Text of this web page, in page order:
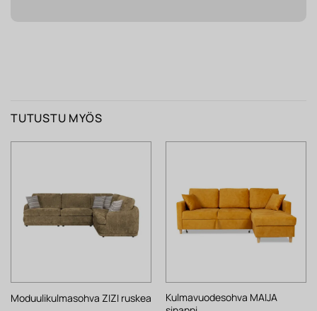
TUTUSTU MYÖS
Moduulikulmasohva ZIZI ruskea
Kulmavuodesohva MAIJA